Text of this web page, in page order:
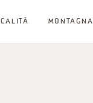
MONTAGNA